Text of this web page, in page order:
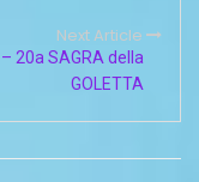
Next Article
20a SAGRA della
GOLETTA